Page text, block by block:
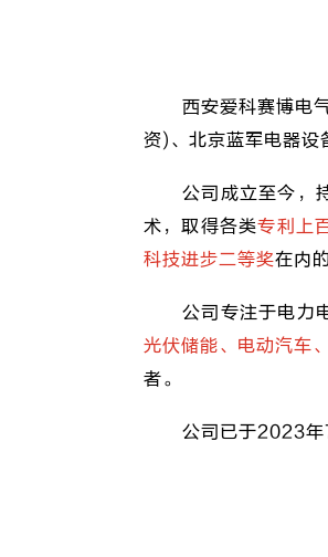
西安爱科赛博电
资)、北京蓝军电器设
公司成立至今，
术，取得各类专利上
科技进步二等奖在内
公司专注于电力
光伏储能、电动汽车
者。
公司已于2023年